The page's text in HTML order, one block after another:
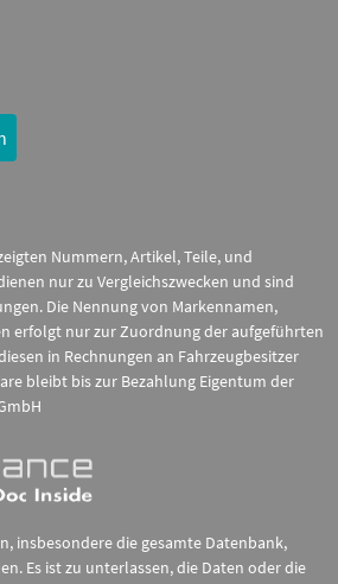
Nummern, Artikel, Teile, und
nur zu Vergleichszwecken und sind
Die Nennung von Markennamen,
erfolgt nur zur Zuordnung der aufgeführten
in Rechnungen an Fahrzeugbesitzer
bleibt bis zur Bezahlung Eigentum der
insbesondere die gesamte Datenbank,
Es ist zu unterlassen, die Daten oder die